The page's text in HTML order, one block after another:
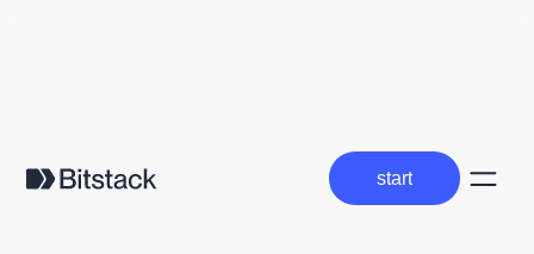
start
start